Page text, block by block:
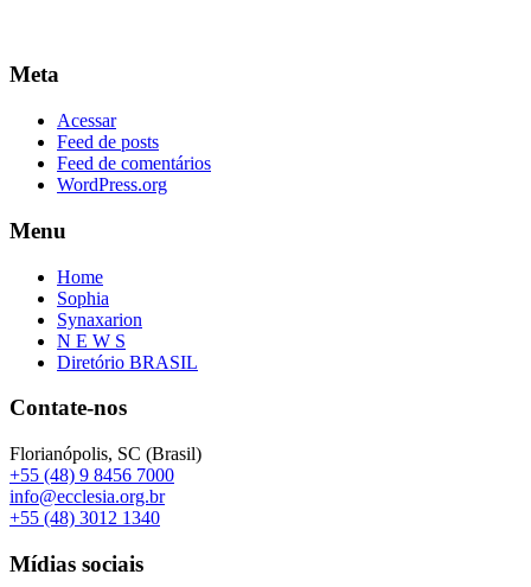
Meta
Acessar
Feed de posts
Feed de comentários
WordPress.org
Menu
Home
Sophia
Synaxarion
N E W S
Diretório BRASIL
Contate-nos
Florianópolis, SC (Brasil)
+55 (48) 9 8456 7000
info@ecclesia.org.br
+55 (48) 3012 1340
Mídias sociais